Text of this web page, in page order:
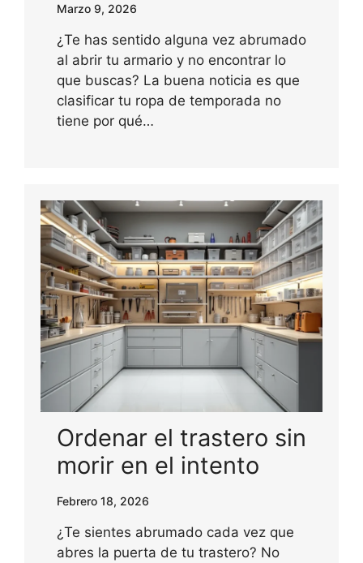
Marzo 9, 2026
¿Te has sentido alguna vez abrumado
al abrir tu armario y no encontrar lo
que buscas? La buena noticia es que
clasificar tu ropa de temporada no
tiene por qué…
Ordenar el trastero sin
morir en el intento
Febrero 18, 2026
¿Te sientes abrumado cada vez que
abres la puerta de tu trastero? No